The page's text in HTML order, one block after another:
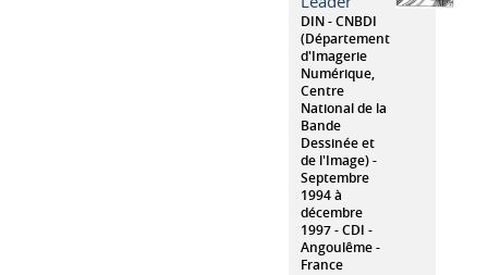
DIN - CNBDI
(Département
d'Imagerie
Numérique,
Centre
National de la
Bande
Dessinée et
de l'Image)
Septembre
1994 à
décembre
1997 CDI
Angoulême
France